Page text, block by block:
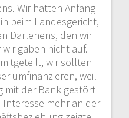
Wir hatten Anfang
beim Landesgericht,
Darlehens, den wir
gaben nicht auf.
wir sollten
umfinanzieren, weil
mit der Bank gestört
mehr an der